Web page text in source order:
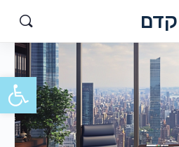
קדם
פתח